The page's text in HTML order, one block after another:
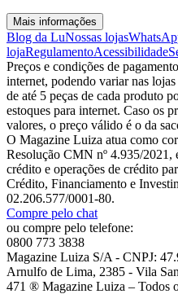
Mais informações
Blog da LuNossas lojas
lojaRegulamentoAcessibilidade
Preços e condições de
internet, podendo variar nas
de até 5 peças de cada produto
estoques para internet. Caso os
valores, o preço válido é o da
O Magazine Luiza atua como
Resolução CMN nº 4.935/2021,
crédito e operações de crédito
Crédito, Financiamento e
02.206.577/0001-80.
Compre pelo chat
ou compre pelo telefone:
0800 773 3838
Magazine Luiza S/A - CNPJ:
Arnulfo de Lima, 2385 - Vila
471 ® Magazine Luiza – Todos